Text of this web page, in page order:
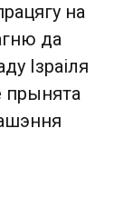
на
да
Ізраіля
прынята